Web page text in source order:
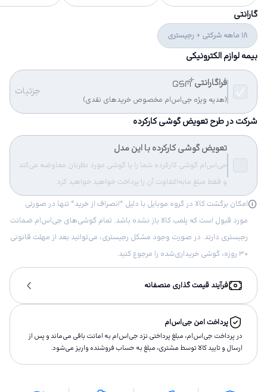
گارانتی
18 ماهه شرکتی + رجیستری
بیمه لوازم الکترونیکی
فراگارانتی
(هدیه ویژه جی‌اس‌ام مخصوص خریدهای نقدی)
جزئیات
شرکت در طرح تعویض گوشی کارکرده
تعویض گوشی کارکرده با این مدل
جی‌اس‌ام گوشی کارکرده شما را با گوشی مورد نظرتان معاوضه می‌کند
و فقط مبلغ مابه‌التفاوت آن را پرداخت خواهید خواهید کرد.
امکان برگشت کالا در گروه موبایل با دلیل “انصراف از خرید“ تنها در صورتی
مورد قبول است که پلمب کالا باز نشده باشد. تمام گوشی‌های جی‌اس‌ام ضمانت
رجیستری دارند. در صورت وجود مشکل رجیستری، می‌توانید بعد از مهلت قانونی
۳۰ روزه، گوشی خریداری‌شده را مرجوع کنید.
فرآیند قیمت گذاری منصفانه
پرداخت امن جی‌اس‌ام
در پرداخت جی‌اس‌ام، مبلغ پرداختى نزد جی‌اس‌ام به امانت باقى مى‌ماند و پس از
ارسال و تاييد كالا توسط مشتری، مبلغ به حساب فروشنده واريز مى‌شود.